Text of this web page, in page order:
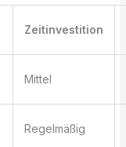
Zeitinvestition
Mittel
Regelmäßig